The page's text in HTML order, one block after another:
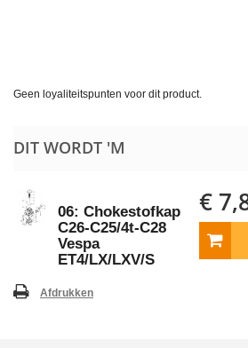
Geen loyaliteitspunten voor dit product.
DIT WORDT 'M
06: Chokestofkap
C26-C25/4t-C28
Vespa
ET4/LX/LXV/S
€
Afdrukken